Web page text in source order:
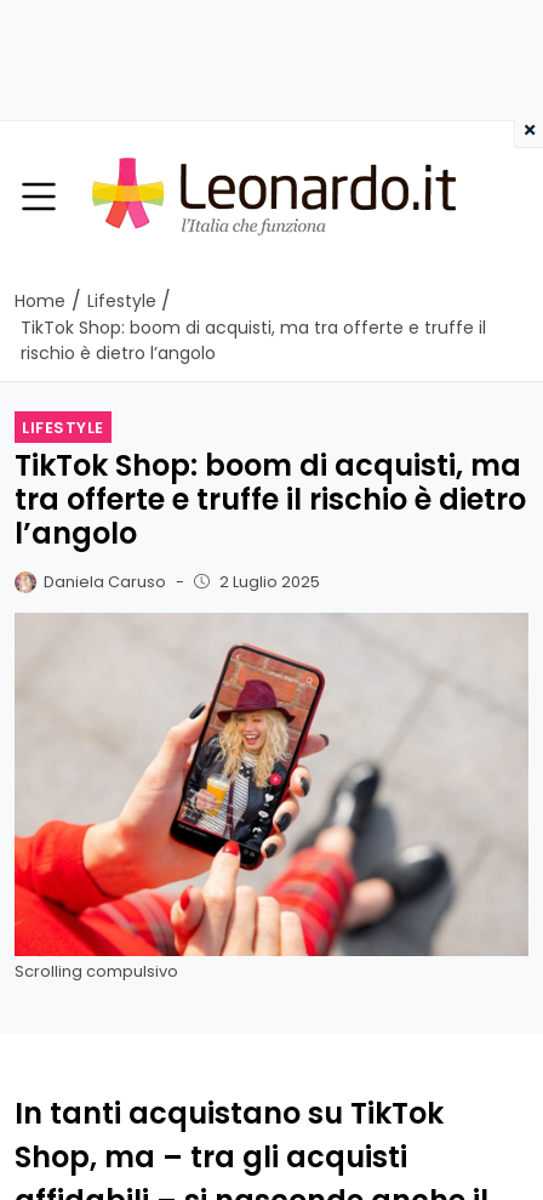
Home / Lifestyle /
TikTok Shop: boom di acquisti, ma tra offerte e truffe il
rischio è dietro l’angolo
LIFESTYLE
TikTok Shop: boom di acquisti, ma
tra offerte e truffe il rischio è dietro
l’angolo
Daniela Caruso - 2 Luglio 2025
Scrolling compulsivo
In tanti acquistano su TikTok
Shop, ma – tra gli acquisti
×